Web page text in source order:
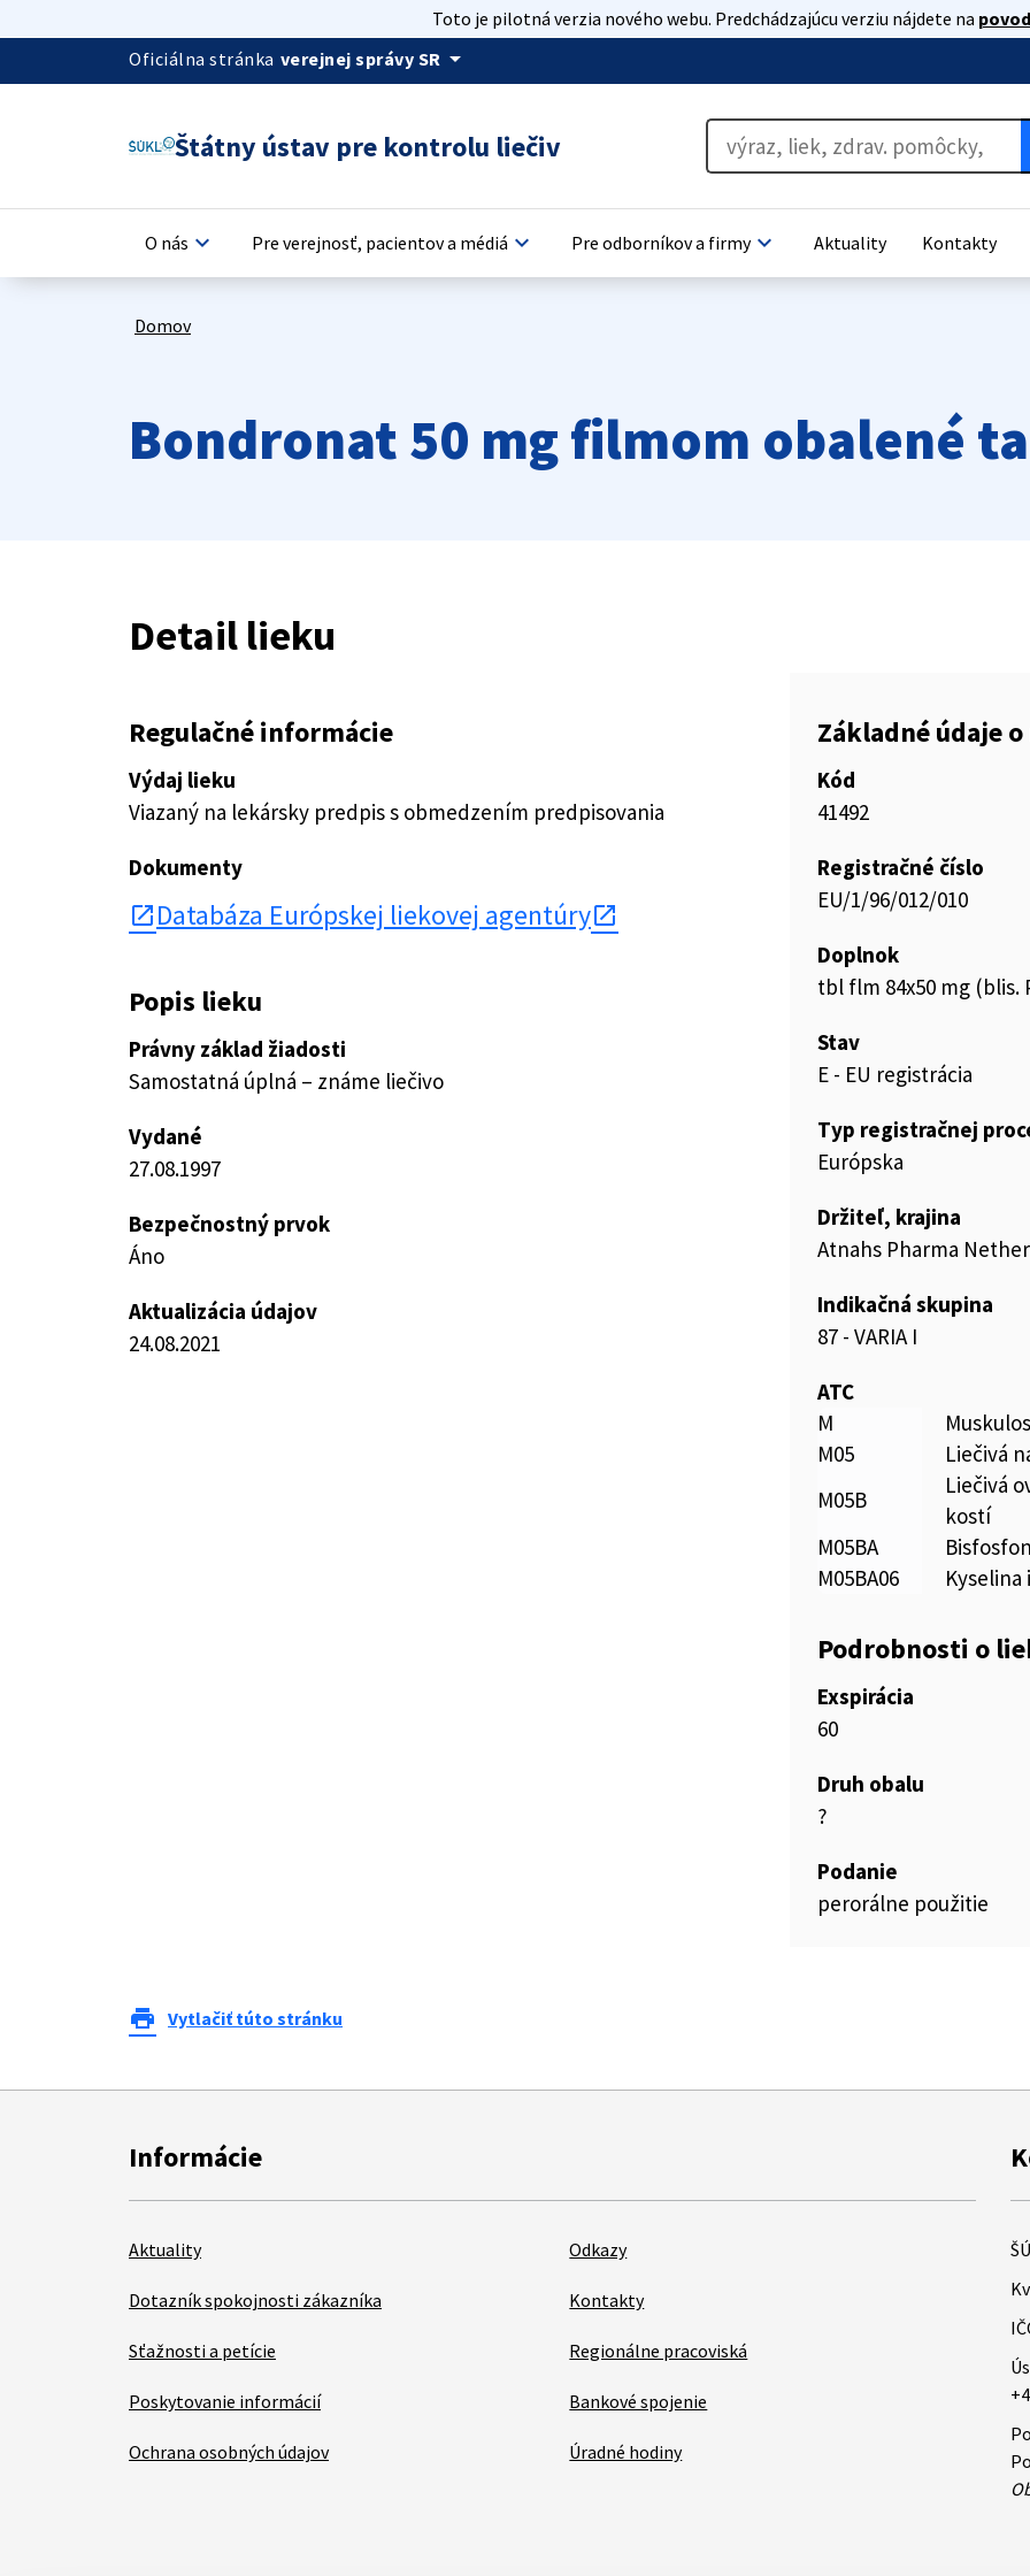
Toto je pilotná verzia nového webu. Predchádzajúcu verziu nájdete na
Oficiálna stránka verejnej správy SR arrow_drop_down
Štátny ústav pre kontrolu liečiv
O nás keyboard_arrow_down Pre verejnosť, pacientov a médiá keyboard_arrow_down Pre odborníkov a firmykeyboard_arrow_down Aktuality Kontakty
Domov
Bondronat 50 mg filmom obalené
Detail lieku
Regulačné informácie
Výdaj lieku
Viazaný na lekársky predpis s obmedzením predpisovania
Dokumenty
open_in_new Databáza Európskej liekovej agentúry
Popis lieku
Právny základ žiadosti
Samostatná úplná – známe liečivo
Vydané
27.08.1997
Bezpečnostný prvok
Áno
Aktualizácia údajov
24.08.2021
Základné údaje
Kód
41492
Registračné číslo
EU/1/96/012/010
Doplnok
tbl flm 84x50 mg (blis.
Stav
E - EU registrácia
Typ registračnej
Európska
Držiteľ, krajina
Atnahs Pharma
Indikačná skupina
87 - VARIA I
ATC
M
M05
Liečivá
M05B
Liečivá
kostí
M05BA
M05BA06
Podrobnosti o
Exspirácia
60
Druh obalu
?
Podanie
perorálne použitie
print Vytlačiť túto stránku
Informácie
Aktuality
Dotazník spokojnosti zákazníka
Sťažnosti a petície
Poskytovanie informácií
Ochrana osobných údajov
Odkazy
Kontakty
Regionálne pracoviská
Bankové spojenie
Úradné hodiny